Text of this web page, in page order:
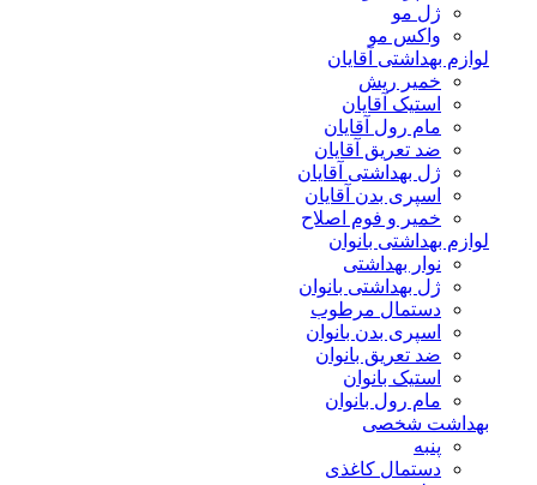
ژل مو
واکس مو
لوازم بهداشتی آقایان
خمیر ریش
استیک آقایان
مام رول آقایان
ضد تعریق آقایان
ژل بهداشتی آقایان
اسپری بدن آقایان
خمیر و فوم اصلاح
لوازم بهداشتی بانوان
نوار بهداشتی
ژل بهداشتی بانوان
دستمال مرطوب
اسپری بدن بانوان
ضد تعریق بانوان
استیک بانوان
مام رول بانوان
بهداشت شخصی
پنبه
دستمال کاغذی